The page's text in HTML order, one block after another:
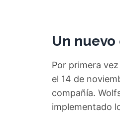
Un
Por primera
el 14 de
compañía.
implementado